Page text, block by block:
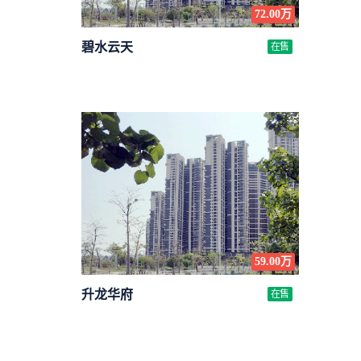
72.00万
碧水云天 在售
59.00万
升龙华府 在售